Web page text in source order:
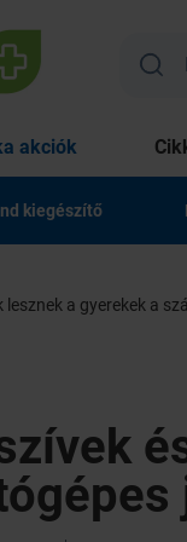
akciók
kiegészítő
lesznek a gyerekek a